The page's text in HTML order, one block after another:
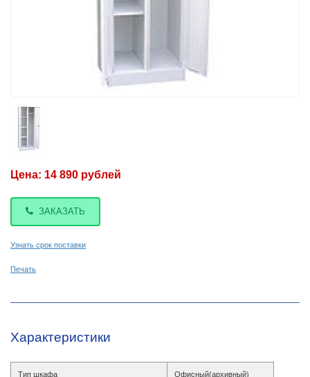
Цена: 14 890 рублей
ЗАКАЗАТЬ
Узнать срок поставки
Печать
Характеристики
Тип шкафа Офисный(архивный)